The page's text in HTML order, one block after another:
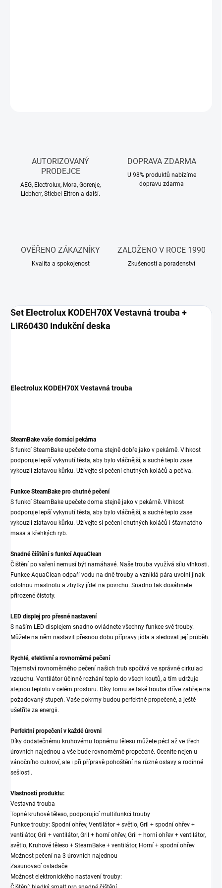
AUTORIZOVANÝ
PRODEJCE
AEG, Electrolux, Mora, Gorenje,
Liebherr, Stiebel Eltron a další.
DOPRAVA ZDARMA
U 98% produktů nabízíme
dopravu zdarma
OVĚŘENO ZÁKAZNÍKY
Kvalita a spokojenost
ZALOŽENO V ROCE 1990
Zkušenosti a poradenství
Set Electrolux KODEH70X Vestavná trouba +
LIR60430 Indukční deska
Electrolux KODEH70X Vestavná trouba
SteamBake vaše domácí pekárna
S funkcí SteamBake upečete doma stejně dobře jako v pekárně. Vlhkost
podporuje lepší vykynutí těsta, aby bylo vláčnější, a suché teplo zase
vykouzlí zlatavou kůrku. Užívejte si pečení chutných koláčů a pečiva.
Funkce SteamBake pro chutné pečení
S funkcí SteamBake upečete doma stejně jako v pekárně. Vlhkost
podporuje lepší vykynutí těsta, aby bylo vláčnější, a suché teplo zase
vykouzlí zlatavou kůrku. Užívejte si pečení chutných koláčů i šťavnatého
masa a křehkých ryb.
Snadné čištění s funkcí AquaClean
Čištění po vaření nemusí být namáhavé. Naše trouba využívá sílu vlhkosti.
Funkce AquaClean odpaří vodu na dně trouby a vzniklá pára uvolní jinak
odolnou mastnotu a zbytky jídel na povrchu. Snadno tak dosáhnete
přirozené čistoty.
LED displej pro přesné nastavení
S naším LED displejem snadno ovládnete všechny funkce své trouby.
Můžete na něm nastavit přesnou dobu přípravy jídla a sledovat její průběh.
Rychlé, efektivní a rovnoměrné pečení
Tajemství rovnoměrného pečení našich trub spočívá ve správné cirkulaci
vzduchu. Ventilátor účinně rozhání teplo do všech koutů, a tím udržuje
stejnou teplotu v celém prostoru. Díky tomu se také trouba dříve zahřeje na
požadovaný stupeň. Vaše pokrmy budou perfektně propečené, a ještě
ušetříte za energii.
Perfektní propečení v každé úrovni
Díky dodatečnému kruhovému topnému tělesu můžete péct až ve třech
úrovních najednou a vše bude rovnoměrně propečené. Oceníte nejen u
vánočního cukroví, ale i při přípravě pohoštění na různé oslavy a rodinné
sešlosti.
Vlastnosti produktu:
Vestavná trouba
Topné kruhové těleso, podporující multifunkci trouby
Funkce trouby: Spodní ohřev, Ventilátor + světlo, Gril + spodní ohřev +
ventilátor, Gril + ventilátor, Gril + horní ohřev, Gril + horní ohřev + ventilátor,
světlo, Kruhové těleso + SteamBake + ventilátor, Horní + spodní ohřev
Možnost pečení na 3 úrovních najednou
Zasunovací ovladače
Možnost elektronického nastavení trouby: